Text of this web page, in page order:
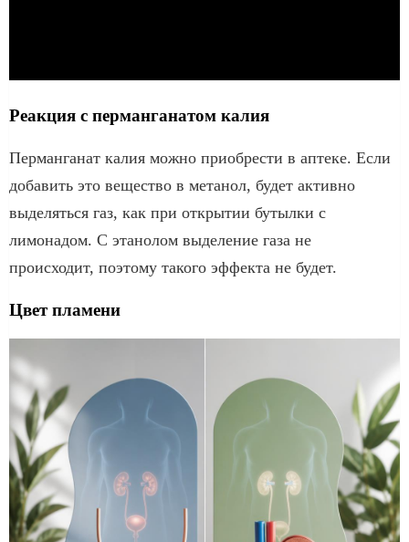
Реакция с перманганатом калия
Перманганат калия можно приобрести в аптеке. Если
добавить это вещество в метанол, будет активно
выделяться газ, как при открытии бутылки с
лимонадом. С этанолом выделение газа не
происходит, поэтому такого эффекта не будет.
Цвет пламени